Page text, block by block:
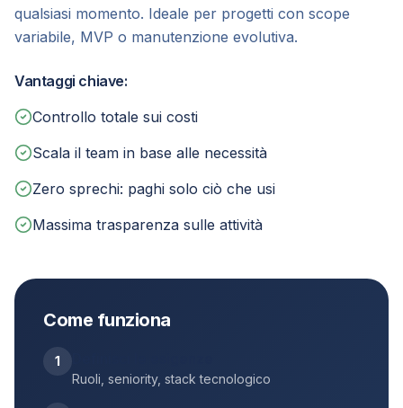
qualsiasi momento. Ideale per progetti con scope
variabile, MVP o manutenzione evolutiva.
Vantaggi chiave:
Controllo totale sui costi
Scala il team in base alle necessità
Zero sprechi: paghi solo ciò che usi
Massima trasparenza sulle attività
Come funziona
1
Ruoli, seniority, stack tecnologico